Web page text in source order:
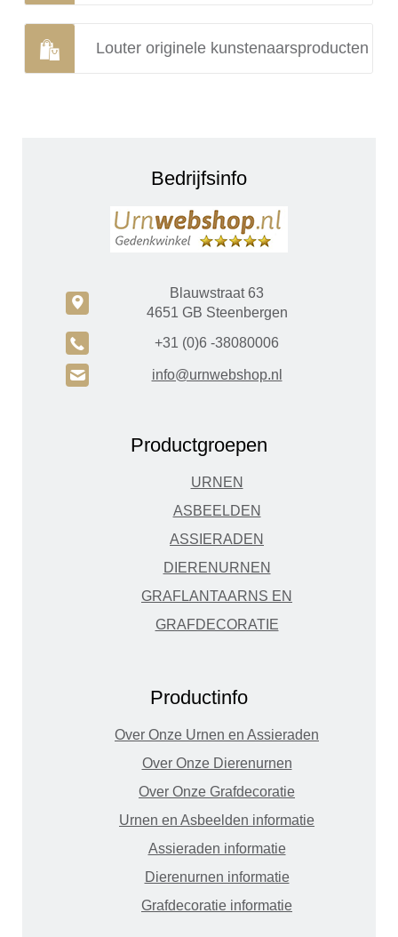
Louter originele kunstenaarsproducten
Bedrijfsinfo
c
Blauwstraat 63
4651 GB Steenbergen
A +31 (0)6 -38080006
H info@urnwebshop.nl
Productgroepen
URNEN
ASBEELDEN
ASSIERADEN
DIERENURNEN
GRAFLANTAARNS EN
GRAFDECORATIE
Productinfo
Over Onze Urnen en Assieraden
Over Onze Dierenurnen
Over Onze Grafdecoratie
Urnen en Asbeelden informatie
Assieraden informatie
Dierenurnen informatie
Grafdecoratie informatie